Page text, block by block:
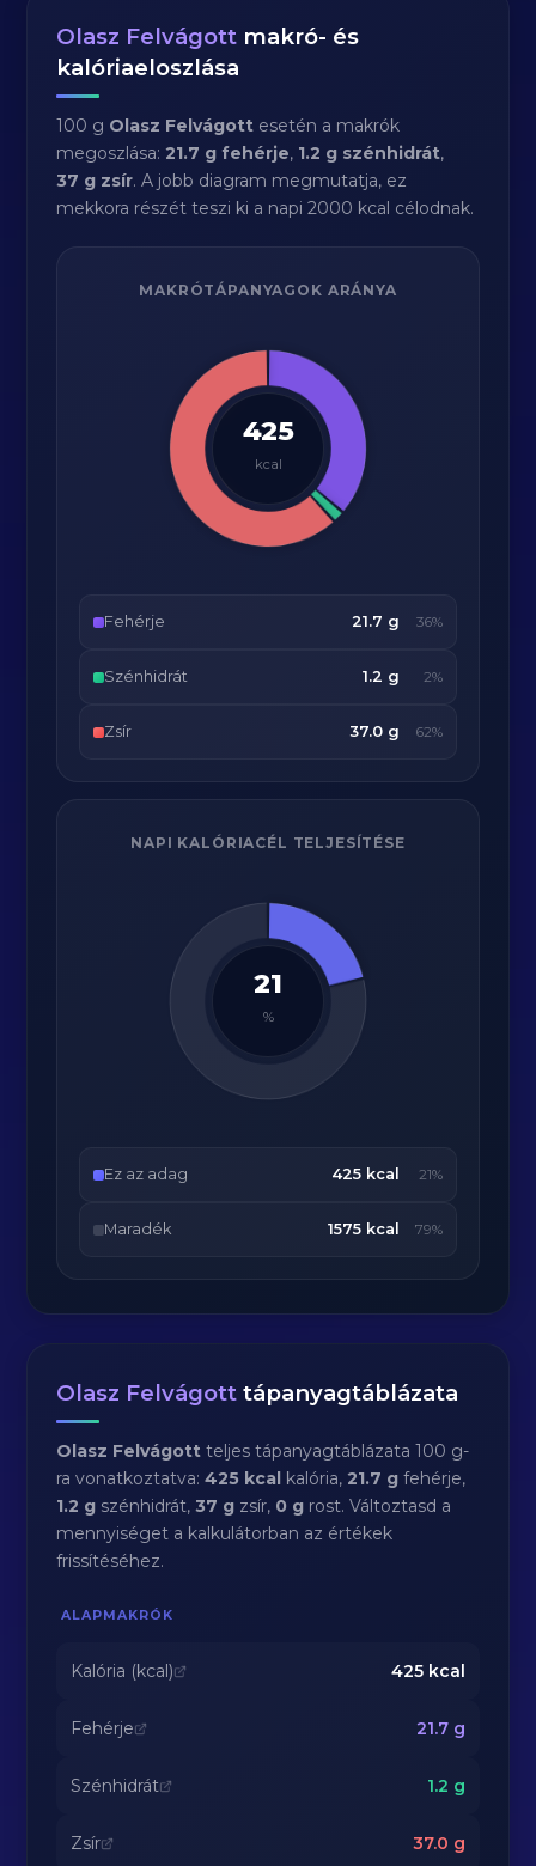
Olasz Felvágott makró- és
kalóriaeloszlása
100 g Olasz Felvágott esetén a makrók
megoszlása:21.7 g fehérje, 1.2 g szénhidrát,
37 g zsír. A jobb diagram megmutatja, ez
mekkora részét teszi ki a napi 2000 kcal célodnak.
MAKRÓTÁPANYAGOK ARÁNYA
425
kcal
Fehérje 21.7 g 36%
Szénhidrát 1.2 g 2%
Zsír 37.0 g 62%
NAPI KALÓRIACÉL TELJESÍTÉSE
21
%
Ez az adag 425 kcal 21%
Maradék 1575 kcal 79%
Olasz Felvágott tápanyagtáblázata
Olasz Felvágott teljes tápanyagtáblázata 100 g-
ra vonatkoztatva:425 kcal kalória,21.7 g fehérje,
1.2 g szénhidrát,37 g zsír, 0 g rost. Változtasd a
mennyiséget a kalkulátorban az értékek
frissítéséhez.
ALAPMAKRÓK
Kalória (kcal) 425kcal
Fehérje 21.7g
Szénhidrát 1.2 g
Zsír 37.0 g